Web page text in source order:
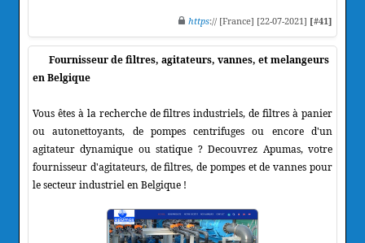
https:// [France] [22-07-2021] [#41]
Fournisseur de filtres, agitateurs, vannes, et melangeurs
en Belgique
Vous êtes à la recherche de filtres industriels, de filtres à panier
ou autonettoyants, de pompes centrifuges ou encore d'un
agitateur dynamique ou statique ? Decouvrez Apumas, votre
fournisseur d'agitateurs, de filtres, de pompes et de vannes pour
le secteur industriel en Belgique !